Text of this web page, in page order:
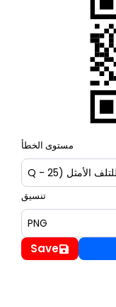
مستوى الخطأ
تنسيق
Save